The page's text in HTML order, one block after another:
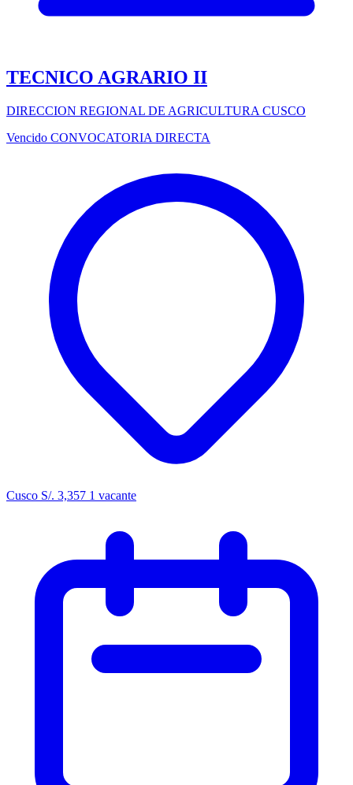
TECNICO AGRARIO II
DIRECCION REGIONAL DE AGRICULTURA CUSCO
Vencido CONVOCATORIA DIRECTA
Cusco S/. 3,357 1 vacante